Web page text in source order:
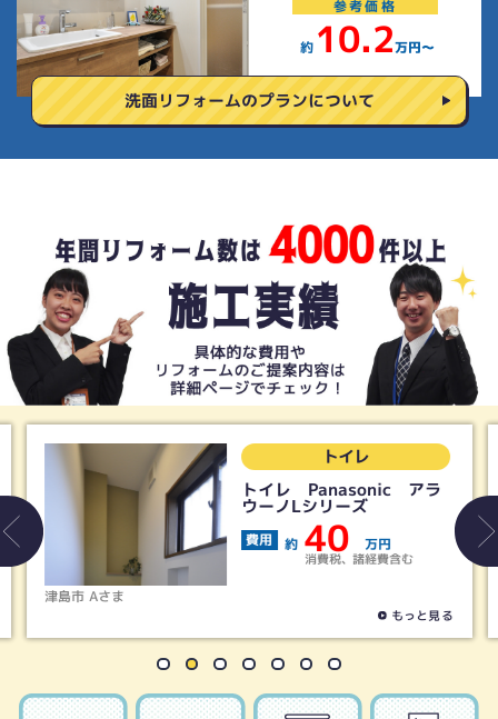
参考価格
約 10.2万円〜
洗面リフォームのプランについて
津島市 Aさま
トイレ
トイレ Panasonic アラ
ウーノLシリーズ
費用 約 40 万円
消費税、諸経費含む
もっと見る